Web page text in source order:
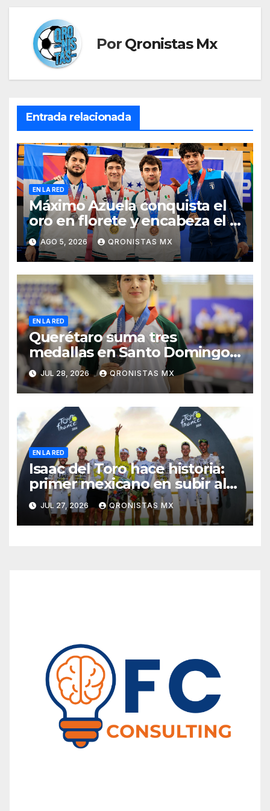
Por Qronistas Mx
Entrada relacionada
EN LA RED
Máximo Azuela conquista el
oro en florete y encabeza el 1-
2-3 mexicano en Santo
Domingo 2026
AGO 5, 2026 QRONISTAS MX
EN LA RED
Querétaro suma tres
medallas en Santo Domingo
2026
JUL 28, 2026 QRONISTAS MX
EN LA RED
Isaac del Toro hace historia:
primer mexicano en subir al
podio del Tour de Francia
JUL 27, 2026 QRONISTAS MX